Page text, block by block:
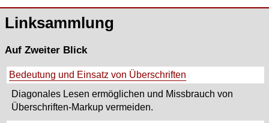
Linksammlung
Auf Zweiter Blick
Bedeutung und Einsatz von Überschriften
Diagonales Lesen ermöglichen und Missbrauch von
Überschriften-Markup vermeiden.